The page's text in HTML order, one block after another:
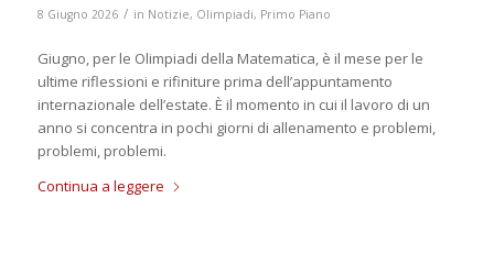
8 Giugno 2026 / in Notizie, Olimpiadi, Primo Piano
Giugno, per le Olimpiadi della Matematica, è il mese per le
ultime riflessioni e rifiniture prima dell’appuntamento
internazionale dell’estate. È il momento in cui il lavoro di un
anno si concentra in pochi giorni di allenamento e problemi,
problemi, problemi.
Continua a leggere